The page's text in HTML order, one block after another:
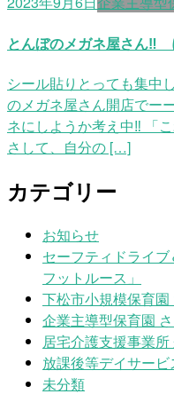
とんぼのメガネ屋さん‼
シール貼りとっても集中
のメガネ屋さん開店でー
ネにしようか考え中‼ 「
さして、自分の […]
カテゴリー
お知らせ
セーフティドライ
フットルース」
下松市小規模保育園
企業主導型保育園
居宅介護支援事業所
放課後等デイサー
未分類